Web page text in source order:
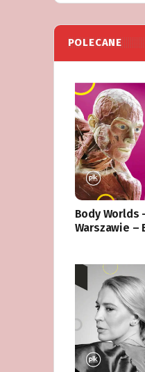
POLECANE
Body Worlds
Warszawie –